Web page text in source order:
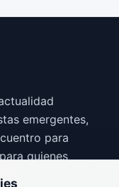
emergentes,
para
quienes